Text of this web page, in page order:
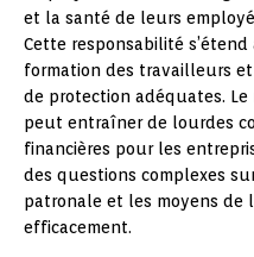
et la santé de leurs
Cette responsabilité
formation des travailleurs
de protection adéquates.
peut entraîner de lourdes
financières pour les
des questions complexes
patronale et les moyens
efficacement.